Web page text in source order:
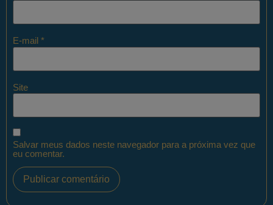
E-mail *
Site
Salvar meus dados neste navegador para a próxima vez que
eu comentar.